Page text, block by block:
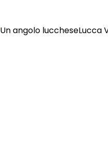
Un angolo luccheseLucca